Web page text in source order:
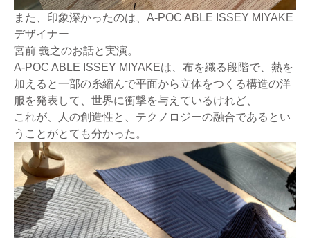
また、印象深かったのは、A-POC ABLE ISSEY MIYAKE
デザイナー
宮前 義之のお話と実演。
A-POC ABLE ISSEY MIYAKEは、布を織る段階で、熱を
加えると一部の糸縮んで平面から立体をつくる構造の洋
服を発表して、世界に衝撃を与えているけれど、
これが、人の創造性と、テクノロジーの融合であるとい
うことがとても分かった。